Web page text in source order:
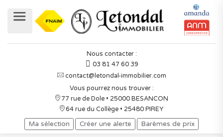
Nous contacter :
03 81 47 60 39
contact@letondal-immobilier.com
Vous pourrez nous trouver :
77 rue de Dole • 25000 BESANCON
64 rue du Collège • 25480 PIREY